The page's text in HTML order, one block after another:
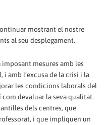
mostrant el nostre
al seu desplegament.
mesures amb les
amb l’excusa de la crisi i la
les condicions laborals del
devaluar la seva qualitat.
dels centres, que
i que impliquen un